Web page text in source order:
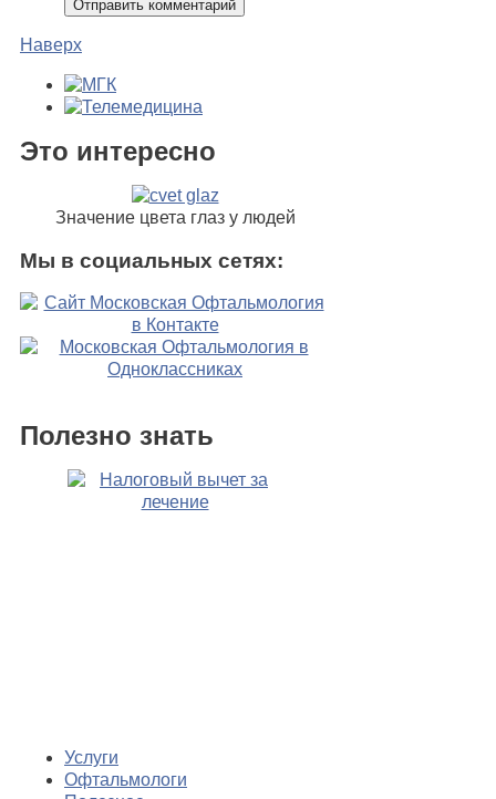
Наверх
Это интересно
Значение цвета глаз у людей
Мы в социальных сетях:
Полезно знать
Услуги
Офтальмологи